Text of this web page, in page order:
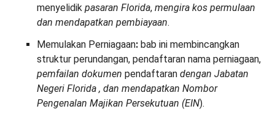
menyelidik pasaran Florida, mengira kos permulaan
dan mendapatkan pembiayaan.
Memulakan Perniagaan: bab ini membincangkan
struktur perundangan, pendaftaran nama perniagaan,
pemfailan dokumen pendaftaran dengan Jabatan
Negeri Florida , dan mendapatkan Nombor
Pengenalan Majikan Persekutuan (EIN).